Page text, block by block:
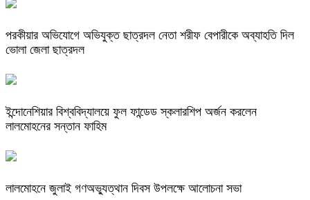
পরকীয়ার অভিযোগে অভিযুক্ত ছাত্রদল নেতা শরীফ বেপারীকে অব্যাহতি দিল
ভোলা জেলা ছাত্রদল
ইন্দোনেশিয়ার বিশ্ববিদ্যালয়ে ফুল ফান্ডেড স্কলারশিপ অর্জন করলেন
লালমোহনের সন্তান ফাহিম
লালমোহনে জুলাই গণঅভ্যুত্থান দিবস উপলক্ষে আলোচনা সভা